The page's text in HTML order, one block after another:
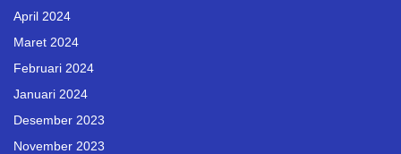
April 2024
Maret 2024
Februari 2024
Januari 2024
Desember 2023
November 2023